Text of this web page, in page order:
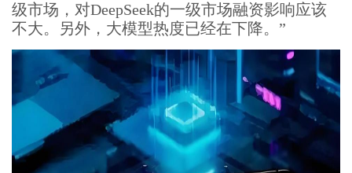
级市场，对DeepSeek的一级市场融资影响应该
不大。另外，大模型热度已经在下降。”